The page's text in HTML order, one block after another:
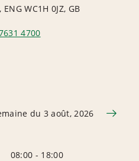
WC1H 0JZ, GB
4700
du 3 août, 2026
08:00 - 18:00